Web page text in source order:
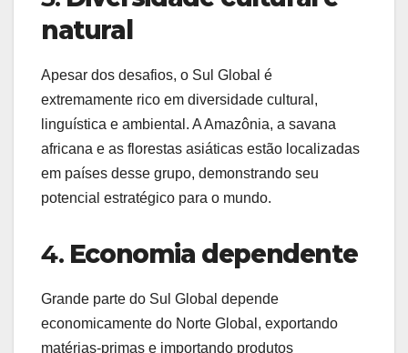
natural
Apesar dos desafios, o Sul Global é
extremamente rico em diversidade cultural,
linguística e ambiental. A Amazônia, a savana
africana e as florestas asiáticas estão localizadas
em países desse grupo, demonstrando seu
potencial estratégico para o mundo.
4. Economia dependente
Grande parte do Sul Global depende
economicamente do Norte Global, exportando
matérias-primas e importando produtos